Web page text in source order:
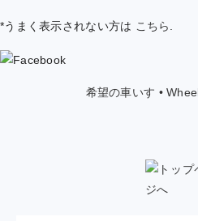
*うまく表示されない方は こちら
希望の車いす •